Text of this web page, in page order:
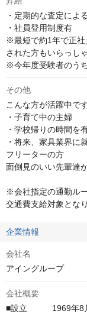
・定期的な査定によ
・社員登用制度有
※最短で約1年で正
された方もいらっし
※今年度受験者のう
その他
こんな方が活躍中で
・子育て中の主婦
・学校帰りの時間を
・将来、家具業界に
フリーターの方
面倒見のいい先輩達
※会社指定の通勤ル
交通費支給対象とな
企業情報
会社名
アイングループ
会社概要
■設立　　　1969年8